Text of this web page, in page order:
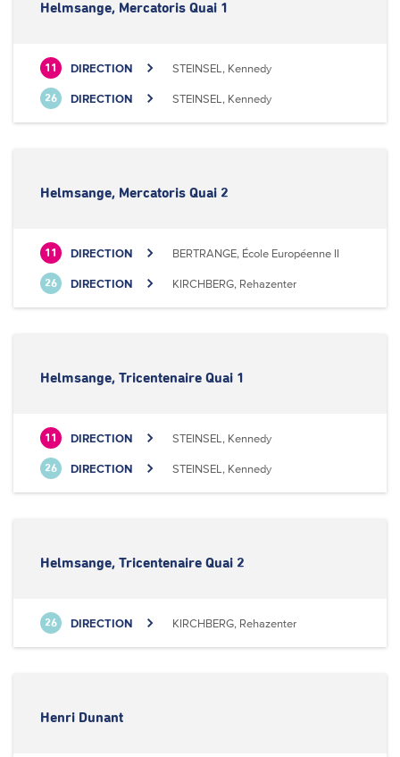
Helmsange, Mercatoris Quai 1
11 DIRECTION STEINSEL, Kennedy
26 DIRECTION STEINSEL, Kennedy
Helmsange, Mercatoris Quai 2
11 DIRECTION BERTRANGE, École Européenne II
26 DIRECTION KIRCHBERG, Rehazenter
Helmsange, Tricentenaire Quai 1
11 DIRECTION STEINSEL, Kennedy
26 DIRECTION STEINSEL, Kennedy
Helmsange, Tricentenaire Quai 2
26 DIRECTION KIRCHBERG, Rehazenter
Henri Dunant